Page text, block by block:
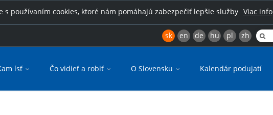
s používaním cookies, ktoré nám pomáhajú zabezpečiť lepšie služby Viac info
sk en de hu pl zh
ísť Čo vidieť a robiť O Slovensku Kalendár podujatí